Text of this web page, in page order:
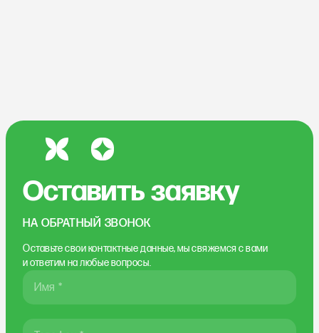
Оставить заявку
НА ОБРАТНЫЙ ЗВОНОК
Оставьте свои контактные данные, мы свяжемсяс вами
и ответим на любые вопросы.
Имя *